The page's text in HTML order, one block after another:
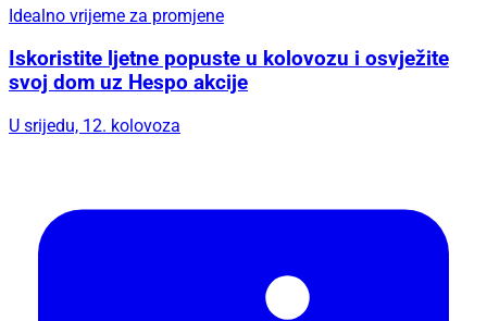
Idealno vrijeme za promjene
Iskoristite ljetne popuste u kolovozu i osvježite
svoj dom uz Hespo akcije
U srijedu, 12. kolovoza